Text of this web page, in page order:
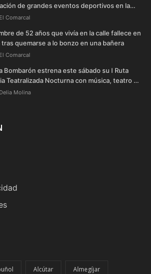
de grandes eventos deportivos en la
durante 2026
Comarcal
de 52 años que vivía en la calle fallece en
tras quemarse a lo bonzo en una bañera
Comarcal
Bombarón estrena este sábado su I Ruta
Teatralizada Nocturna con música, teatro y
Molina
Alcútar Almegíjar